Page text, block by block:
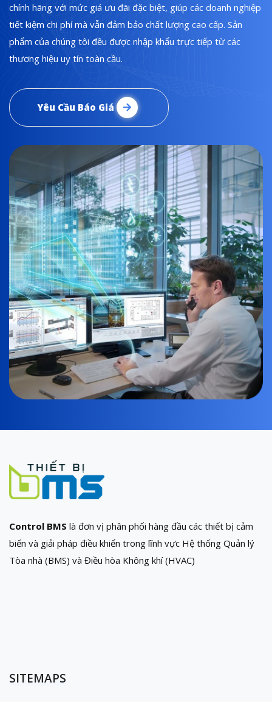
chính hãng với mức giá ưu đãi đặc biệt, giúp các doanh nghiệp
tiết kiệm chi phí mà vẫn đảm bảo chất lượng cao cấp. Sản
phẩm của chúng tôi đều được nhập khẩu trực tiếp từ các
thương hiệu uy tín toàn cầu.
Yêu Cầu Báo Giá
Control BMS là đơn vị phân phối hàng đầu các thiết bị cảm
biến và giải pháp điều khiển trong lĩnh vực Hệ thống Quản lý
Tòa nhà (BMS) và Điều hòa Không khí (HVAC)
SITEMAPS